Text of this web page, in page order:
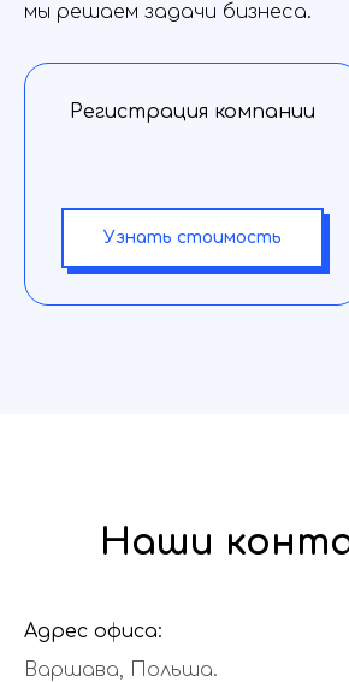
мы решаем задачи бизнеса.
Регистрация компании
Узнать стоимость
Наши
Адрес офиса:
Варшава, Польша.